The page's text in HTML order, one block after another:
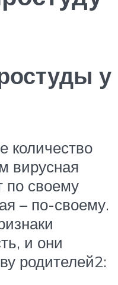
у
количество
вирусная
по своему
– по-своему.
и они
родителей2: